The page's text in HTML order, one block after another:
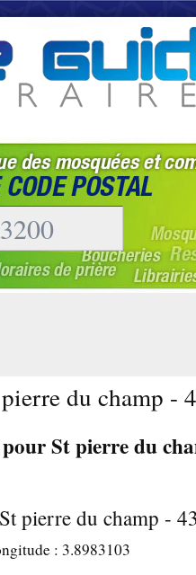
du champ -
St pierre du
pierre du champ -
: 3.8983103